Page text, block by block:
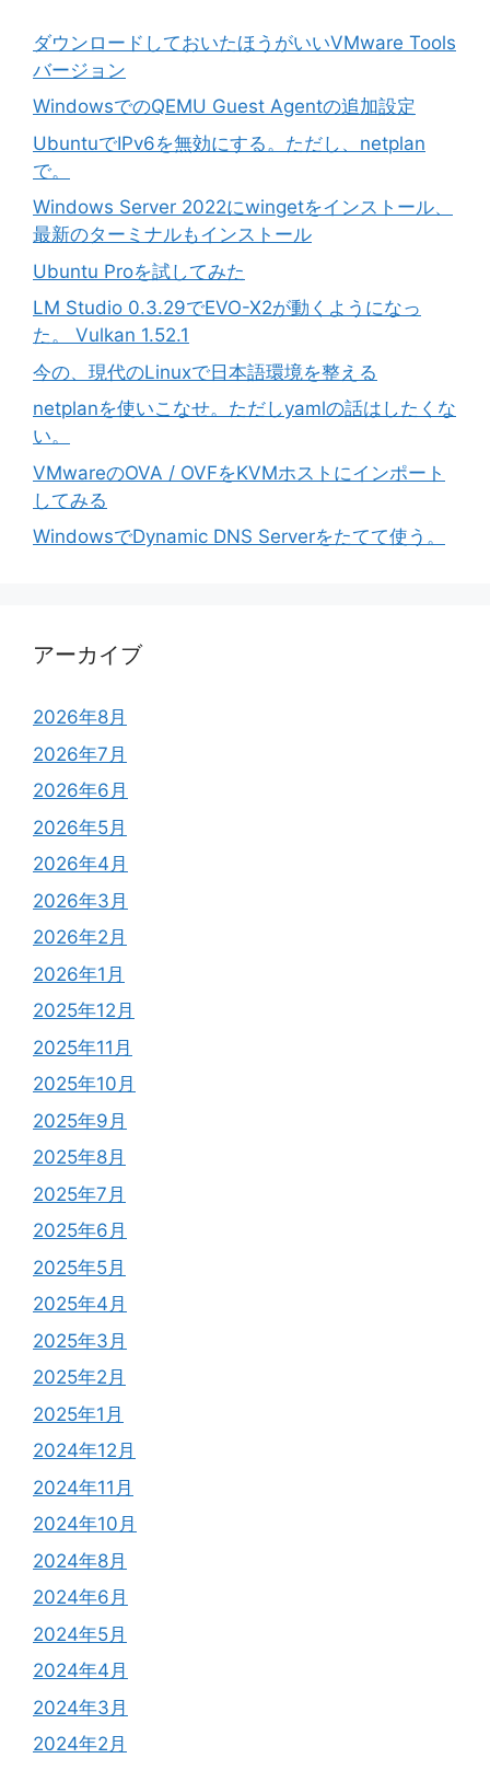
ダウンロードしておいたほうがいいVMware Tools
バージョン
WindowsでのQEMU Guest Agentの追加設定
UbuntuでIPv6を無効にする。ただし、netplan
で。
Windows Server 2022にwingetをインストール、
最新のターミナルもインストール
Ubuntu Proを試してみた
LM Studio 0.3.29でEVO-X2が動くようになっ
た。 Vulkan 1.52.1
今の、現代のLinuxで日本語環境を整える
netplanを使いこなせ。ただしyamlの話はしたくな
い。
VMwareのOVA / OVFをKVMホストにインポート
してみる
WindowsでDynamic DNS Serverをたてて使う。
アーカイブ
2026年8月
2026年7月
2026年6月
2026年5月
2026年4月
2026年3月
2026年2月
2026年1月
2025年12月
2025年11月
2025年10月
2025年9月
2025年8月
2025年7月
2025年6月
2025年5月
2025年4月
2025年3月
2025年2月
2025年1月
2024年12月
2024年11月
2024年10月
2024年8月
2024年6月
2024年5月
2024年4月
2024年3月
2024年2月